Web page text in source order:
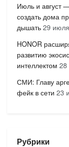
Июль и август
создать дома
дышать 29
HONOR
развитию
интеллектом 28
СМИ: Главу
фейк в сети 23
Рубрики